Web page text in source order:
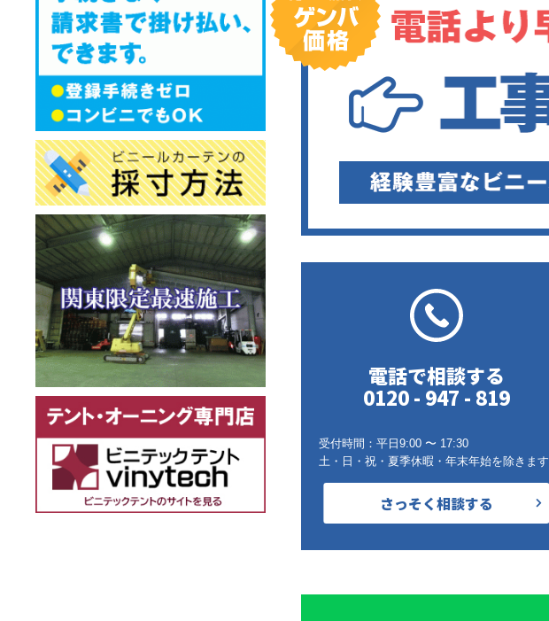
電話で相談する
0120 - 947 - 819
受付時間：平日9:00 〜 17:30
土・日・祝・夏季休暇・年末年始を除きます
さっそく相談する